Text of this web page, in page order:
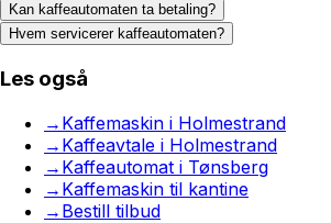
Kan kaffeautomaten ta betaling?
Hvem servicerer kaffeautomaten?
Les også
→ Kaffemaskin i Holmestrand
→ Kaffeavtale i Holmestrand
→ Kaffeautomat i Tønsberg
→ Kaffemaskin til kantine
→ Bestill tilbud